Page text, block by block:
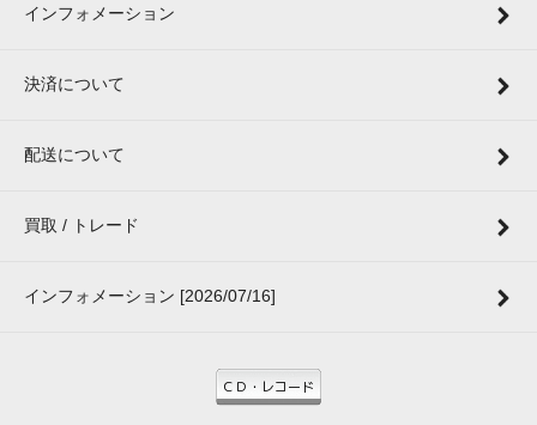
インフォメーション
決済について
配送について
買取 / トレード
インフォメーション [2026/07/16]